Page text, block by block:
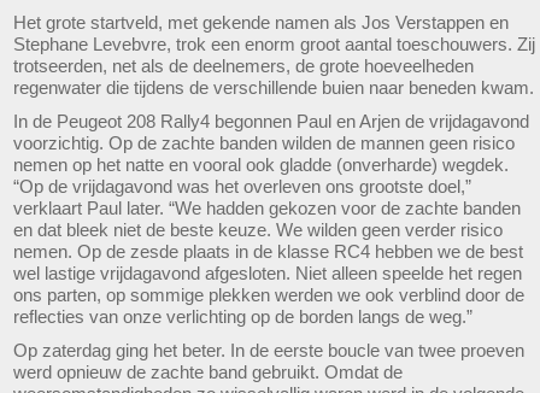
Het grote startveld, met gekende namen als Jos Verstappen en
Stephane Levebvre, trok een enorm groot aantal toeschouwers. Zij
trotseerden, net als de deelnemers, de grote hoeveelheden
regenwater die tijdens de verschillende buien naar beneden kwam.
In de Peugeot 208 Rally4 begonnen Paul en Arjen de vrijdagavond
voorzichtig. Op de zachte banden wilden de mannen geen risico
nemen op het natte en vooral ook gladde (onverharde) wegdek.
“Op de vrijdagavond was het overleven ons grootste doel,”
verklaart Paul later. “We hadden gekozen voor de zachte banden
en dat bleek niet de beste keuze. We wilden geen verder risico
nemen. Op de zesde plaats in de klasse RC4 hebben we de best
wel lastige vrijdagavond afgesloten. Niet alleen speelde het regen
ons parten, op sommige plekken werden we ook verblind door de
reflecties van onze verlichting op de borden langs de weg.”
Op zaterdag ging het beter. In de eerste boucle van twee proeven
werd opnieuw de zachte band gebruikt. Omdat de